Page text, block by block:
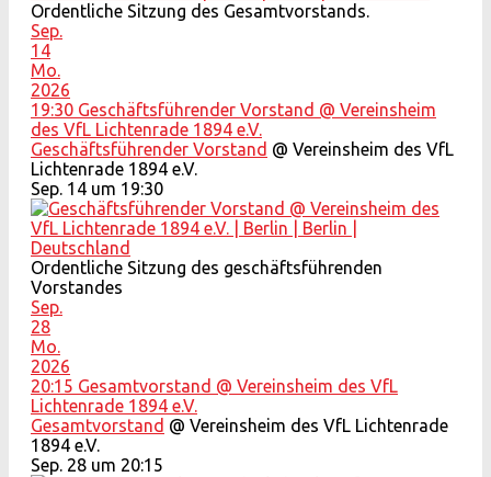
Ordentliche Sitzung des Gesamtvorstands.
Sep.
14
Mo.
2026
19:30 Geschäftsführender Vorstand @ Vereinsheim
des VfL Lichtenrade 1894 e.V.
Geschäftsführender Vorstand @ Vereinsheim des VfL
Lichtenrade 1894 e.V.
Sep. 14 um 19:30
Ordentliche Sitzung des geschäftsführenden
Vorstandes
Sep.
28
Mo.
2026
20:15 Gesamtvorstand @ Vereinsheim des VfL
Lichtenrade 1894 e.V.
Gesamtvorstand @ Vereinsheim des VfL Lichtenrade
1894 e.V.
Sep. 28 um 20:15